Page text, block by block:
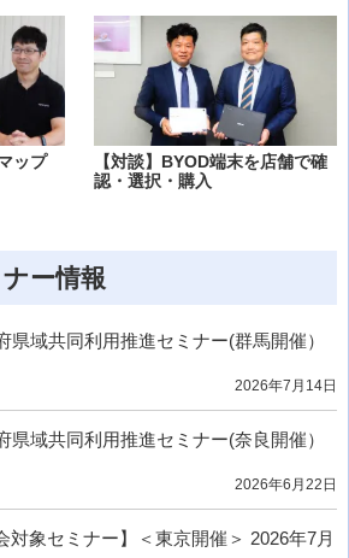
マップ
【対談】BYOD端末を店舗で確
認・選択・購入
ー情報
県域共同利用推進セミナー(群馬開催）
2026年7月14日
県域共同利用推進セミナー(奈良開催）
2026年6月22日
対象セミナー】＜東京開催＞ 2026年7月